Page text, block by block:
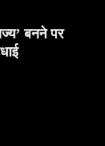
बनने पर